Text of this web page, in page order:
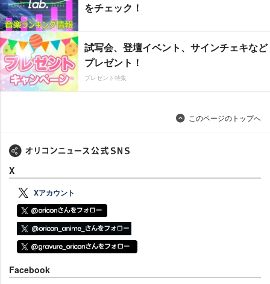
をチェック！
試写会、登壇イベント、サインチェキなど
プレゼント！
プレゼント特集
このページのトップへ
X
Xアカウント
Facebook